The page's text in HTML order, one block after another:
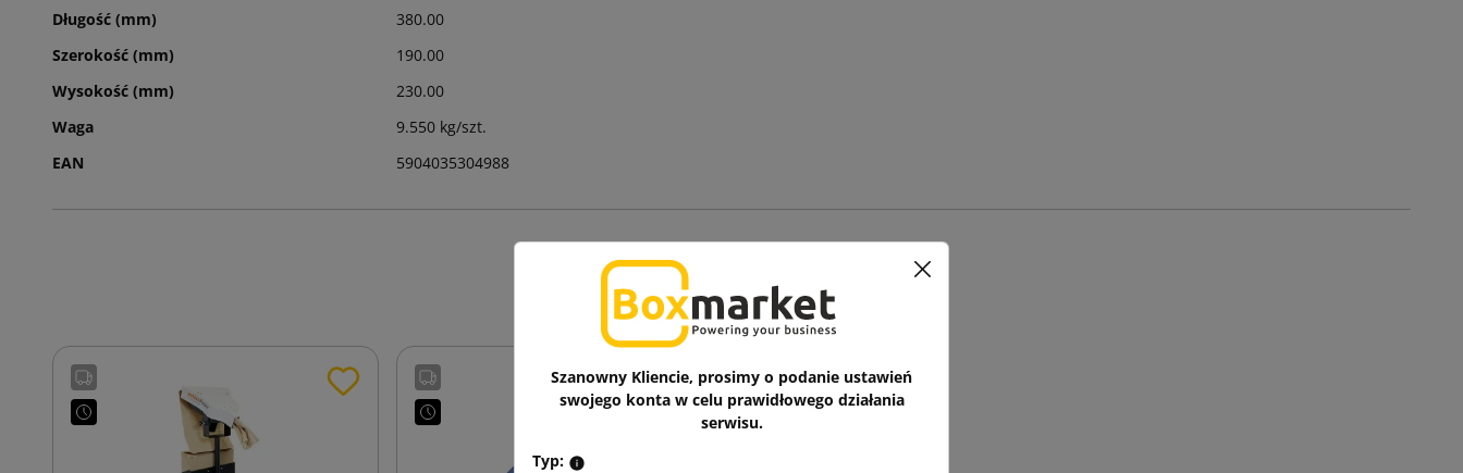
Długość (mm)
380.00
Szerokość (mm)
190.00
Wysokość (mm)
230.00
Waga
9.550 kg/szt.
EAN
5904035304988
Zobacz także
Szanowny Kliencie, prosimy o podanie ustawień
swojego konta w celu prawidłowego działania
serwisu.
Typ: